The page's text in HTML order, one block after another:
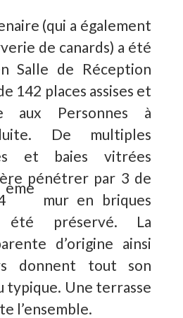
(qui a également
de canards) a été
Salle de Réception
142 places assises et
aux Personnes à
De multiples
et baies vitrées
pénétrer par 3 de
ème
mur en briques
été préservé. La
d’origine ainsi
donnent tout son
typique. Une terrasse
l’ensemble.